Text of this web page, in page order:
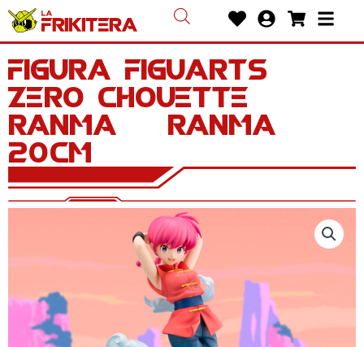
contenido
HeartUser-
circlecart
Bars
Figura Figuarts
Zero Chouette
Ranma – Ranma
20cm